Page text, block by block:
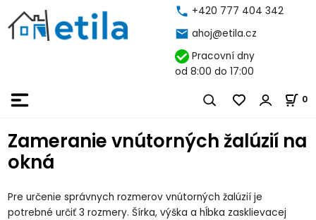
+420 777 404 342
ahoj@etila.cz
Pracovní dny
od 8:00 do 17:00
0
Zameranie vnútorných žalúzií na
okná
Pre určenie správnych rozmerov vnútorných žalúzií je
potrebné určiť 3 rozmery. Šírka, výška a hĺbka zasklievacej